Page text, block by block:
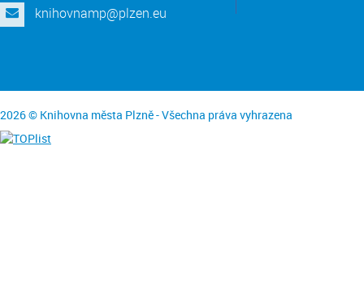
knihovnamp@plzen.eu
2026 © Knihovna města Plzně - Všechna práva vyhrazena